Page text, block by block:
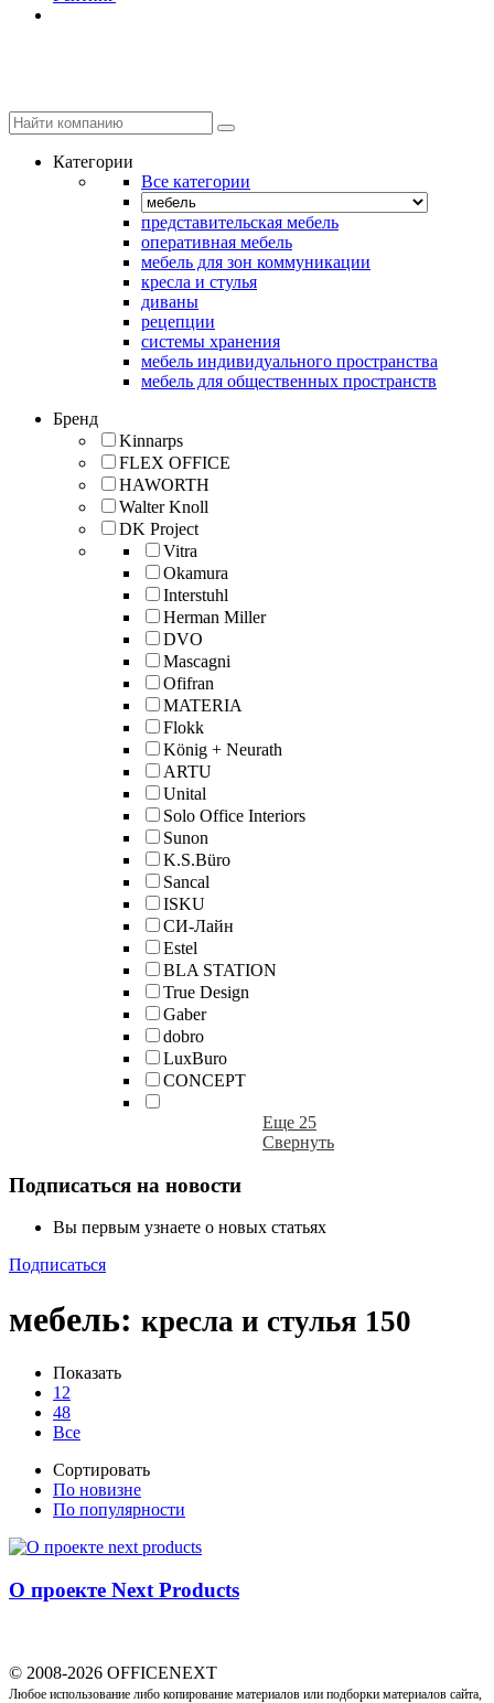
Категории
Все категории
представительская мебель
оперативная мебель
мебель для зон коммуникации
кресла и стулья
диваны
рецепции
системы хранения
мебель индивидуального пространства
мебель для общественных пространств
Бренд
Kinnarps
FLEX OFFICE
HAWORTH
Walter Knoll
DK Project
Vitra
Okamura
Interstuhl
Herman Miller
DVO
Mascagni
Ofifran
MATERIA
Flokk
König + Neurath
ARTU
Unital
Solo Office Interiors
Sunon
K.S.Büro
Sancal
ISKU
СИ-Лайн
Estel
BLA STATION
True Design
Gaber
dobro
LuxBuro
CONCEPT
Еще 25
Свернуть
Подписаться на новости
Вы первым узнаете о новых статьях
Подписаться
мебель: кресла и стулья 150
Показать
12
48
Все
Сортировать
По новизне
По популярности
О проекте Next Products
© 2008-2026 OFFICENEXT
Любое использование либо копирование материалов или подборки материалов сайта,